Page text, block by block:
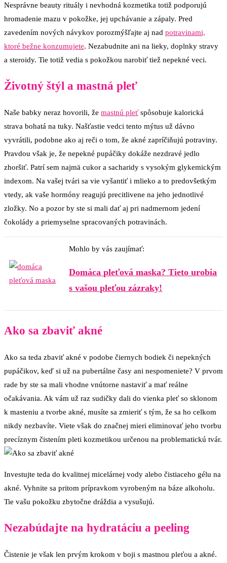
Nesprávne beauty rituály i nevhodná kozmetika totiž podporujú
hromadenie mazu v pokožke, jej upchávanie a zápaly. Pred
zavedením nových návykov porozmýšľajte aj nad potravinami,
ktoré bežne konzumujete. Nezabudnite ani na lieky, doplnky stravy
a steroidy. Tie totiž vedia s pokožkou narobiť tiež nepekné veci.
Životný štýl a mastná pleť
Naše babky neraz hovorili, že mastnú pleť spôsobuje kalorická
strava bohatá na tuky. Našťastie vedci tento mýtus už dávno
vyvrátili, podobne ako aj reči o tom, že akné zapríčiňujú potraviny.
Pravdou však je, že nepekné pupáčiky dokáže nezdravé jedlo
zhoršiť. Patrí sem najmä cukor a sacharidy s vysokým glykemickým
indexom. Na vašej tvári sa vie vyšantiť i mlieko a to predovšetkým
vtedy, ak vaše hormóny reagujú precitlivene na jeho jednotlivé
zložky. No a pozor by ste si mali dať aj pri nadmernom jedení
čokolády a priemyselne spracovaných potravinách.
Mohlo by vás zaujímať:
Domáca pleťová maska? Tieto urobia
s vašou pleťou zázraky!
Ako sa zbaviť akné
Ako sa teda zbaviť akné v podobe čiernych bodiek či nepekných
pupáčikov, keď si už na pubertálne časy ani nespomeniete? V prvom
rade by ste sa mali vhodne vnútorne nastaviť a mať reálne
očakávania. Ak vám už raz sudičky dali do vienka pleť so sklonom
k masteniu a tvorbe akné, musíte sa zmieriť s tým, že sa ho celkom
nikdy nezbavíte. Viete však do značnej mieri eliminovať jeho tvorbu
precíznym čistením pleti kozmetikou určenou na problematickú tvár.
Investujte teda do kvalitnej micelárnej vody alebo čistiaceho gélu na
akné. Vyhnite sa pritom prípravkom vyrobeným na báze alkoholu.
Tie vašu pokožku zbytočne dráždia a vysušujú.
Nezabúdajte na hydratáciu a peeling
Čistenie je však len prvým krokom v boji s mastnou pleťou a akné.